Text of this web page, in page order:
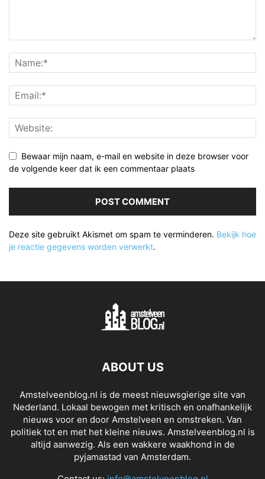
Bewaar mijn naam, e-mail en website in deze browser voor
de volgende keer dat ik een commentaar plaats
Deze site gebruikt Akismet om spam te verminderen. Bekijk hoe
je reactie gegevens worden verwerkt.
ABOUT US
Amstelveenblog.nl is de meest nieuwsgierige site van
Nederland. Lokaal bewogen met kritisch en onafhankelijk
nieuws voor en door Amstelveen en omstreken. Van
politiek tot en met het kleine nieuws. Amstelveenblog.nl is
altijd aanwezig. Als een wakkere waakhond in de
pyjamastad van Amsterdam.